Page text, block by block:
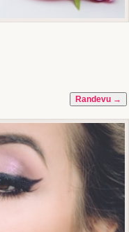
Randevu →